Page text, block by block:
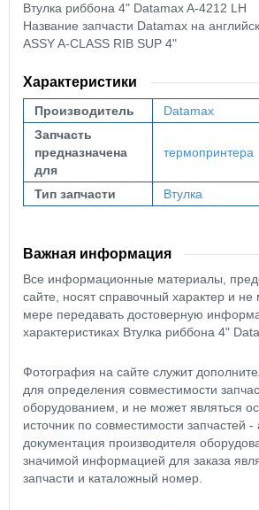
Втулка риббона 4" Datamax A-4212 LH
Название запчасти Datamax на
ASSY A-CLASS RIB SUP 4"
Характеристики
Производитель
Datamax
Запчасть
предназначена
для
термопринтера
Тип запчасти Втулка
Важная информация
Все информационные материалы,
сайте, носят справочный характер и не
мере передавать достоверную
характеристиках Втулка риббона 4"
Фотография на сайте служит
для определения совместимости
оборудованием, и не может являться
источник по совместимости запчастей -
документация производителя
значимой информацией для заказа
запчасти и каталожный номер.